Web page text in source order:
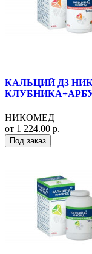
КАЛЬЦИЙ Д3
НИКОМЕД
от 1 224.00 р.
Под заказ